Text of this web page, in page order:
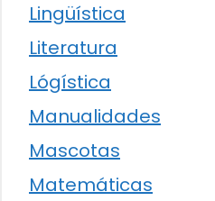
Lingüística
Literatura
Lógística
Manualidades
Mascotas
Matemáticas